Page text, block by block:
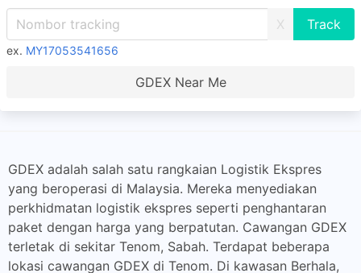
X
ex. MY17053541656
GDEX Near Me
GDEX adalah salah satu rangkaian Logistik Ekspres
yang beroperasi di Malaysia. Mereka menyediakan
perkhidmatan logistik ekspres seperti penghantaran
paket dengan harga yang berpatutan. Cawangan GDEX
terletak di sekitar Tenom, Sabah. Terdapat beberapa
lokasi cawangan GDEX di Tenom. Di kawasan Berhala,